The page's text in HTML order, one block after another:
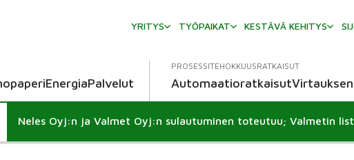
YRITYS
TYÖPAIKAT KESTÄVÄ KEHITYS
EnergiaPalvelut
PROSESSITEHOKKUUSRATKAISUT
Automaatioratkaisut